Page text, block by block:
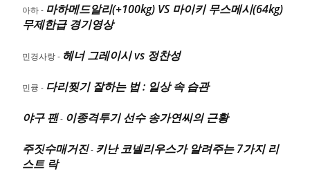
아하- 마하메드알리(+100kg) VS 마이키 무스메시(64kg)
무제한급 경기영상
민경사랑- 헤너 그레이시 vs 정찬성
민큥 - 다리찢기 잘하는 법 : 일상 속 습관
야구 팬- 이종격투기 선수 송가연씨의 근황
주짓수매거진- 키난 코넬리우스가 알려주는 7가지 리
스트 락